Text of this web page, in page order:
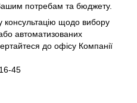
потребам та бюджету.
консультацію щодо вибору
автоматизованих
до офісу Компанії
45